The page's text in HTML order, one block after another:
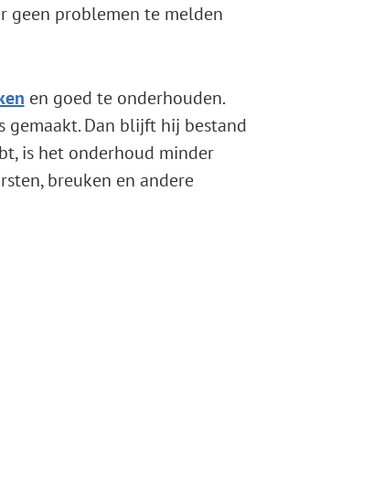
geen problemen te melden
en goed te onderhouden.
gemaakt. Dan blijft hij bestand
is het onderhoud minder
breuken en andere